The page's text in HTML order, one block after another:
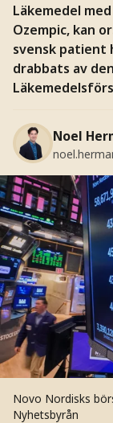
Läkemedel
Ozempic, kan
svensk
drabbats av
Noel
Novo Nordisks
Nyhetsbyrån